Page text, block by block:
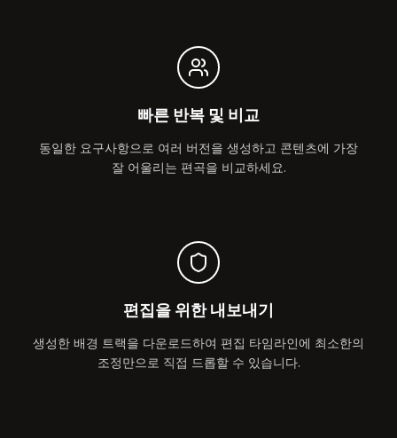
빠른 반복 및 비교
동일한 요구사항으로 여러 버전을 생성하고 콘텐츠에 가장
잘 어울리는 편곡을 비교하세요.
편집을 위한 내보내기
생성한 배경 트랙을 다운로드하여 편집 타임라인에 최소한의
조정만으로 직접 드롭할 수 있습니다.